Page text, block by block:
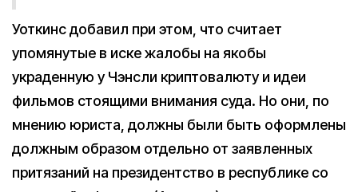
Уоткинс добавил при этом, что считает
упомянутые в иске жалобы на якобы
украденную у Чэнсли криптовалюту и идеи
фильмов стоящими внимания суда. Но они, по
мнению юриста, должны были быть оформлены
должным образом отдельно от заявленных
притязаний на президентство в республике со